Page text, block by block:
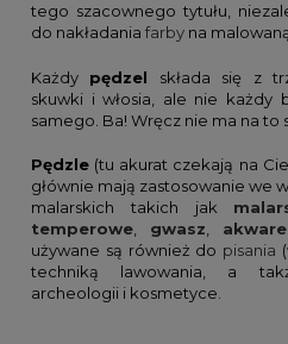
tego szacownego tytułu,
do nakładania farby na
Każdy pędzel składa się z
skuwki i włosia, ale nie każdy
samego. Ba! Wręcz nie ma na to
Pędzle (tu akurat czekają na
głównie mają zastosowanie we
malarskich takich jak
temperowe
gwasz
używane są również do pisania (
techniką lawowania, a
archeologii i kosmetyce.